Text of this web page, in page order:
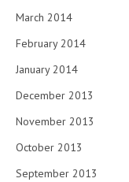
March 2014
February 2014
January 2014
December 2013
November 2013
October 2013
September 2013